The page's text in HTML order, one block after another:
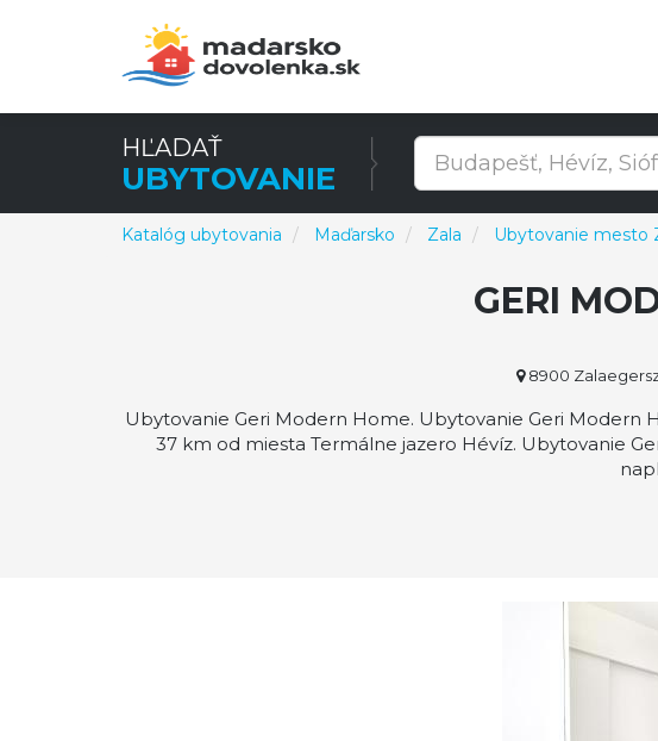
HĽADAŤ
UBYTOVANIE
Katalóg ubytovania Maďarsko Zala Ubytovanie mesto
GERI
8900
Ubytovanie Geri Modern Home. Ubytovanie Geri Modern
37 km od miesta Termálne jazero Hévíz. Ubytovanie